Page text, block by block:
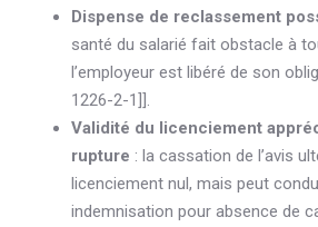
Dispense de reclassement
santé du salarié fait obstacle à
l’employeur est libéré de son
1226-2-1]].
Validité du licenciement
rupture : la cassation de l’avis
licenciement nul, mais peut
indemnisation pour absence de